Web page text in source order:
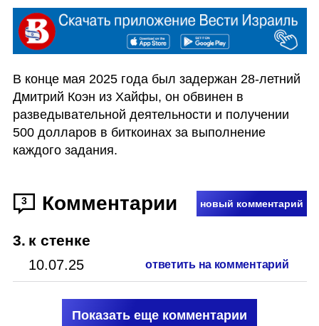
В конце мая 2025 года был задержан 28-летний
Дмитрий Коэн из Хайфы, он обвинeн в
разведывательной деятельности и получении
500 долларов в биткоинах за выполнение
каждого задания.
3 Комментарии новый комментарий
3. к стенке
10.07.25 ответить на комментарий
Показать еще комментарии